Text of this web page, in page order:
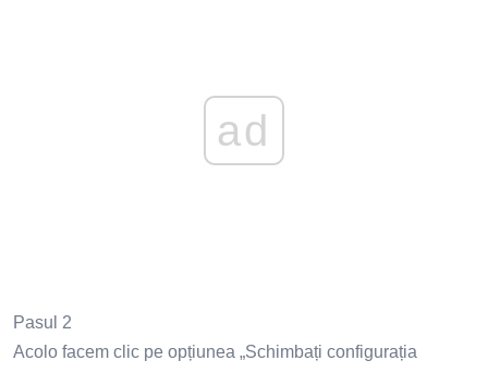
ad
Pasul 2
Acolo facem clic pe opțiunea „Schimbați configurația